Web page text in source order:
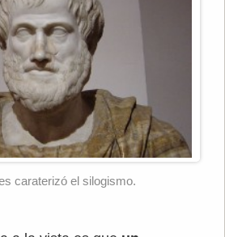
caraterizó el silogismo.